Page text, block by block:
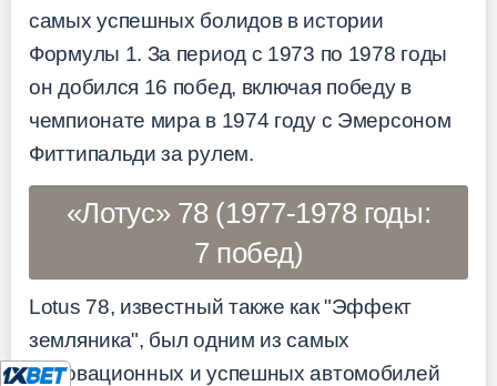
самых успешных болидов в истории
Формулы 1. За период с 1973 по 1978 годы
он добился 16 побед, включая победу в
чемпионате мира в 1974 году с Эмерсоном
Фиттипальди за рулем.
«Лотус» 78 (1977-1978 годы:
7 побед)
Lotus 78, известный также как "Эффект
земляника", был одним из самых
инновационных и успешных автомобилей